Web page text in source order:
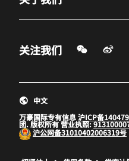
关注我们 微信扫
打开
万豪国际专有信息沪ICP备
团. 版权所有 营业执照:
沪公网备31010402006319号
中文